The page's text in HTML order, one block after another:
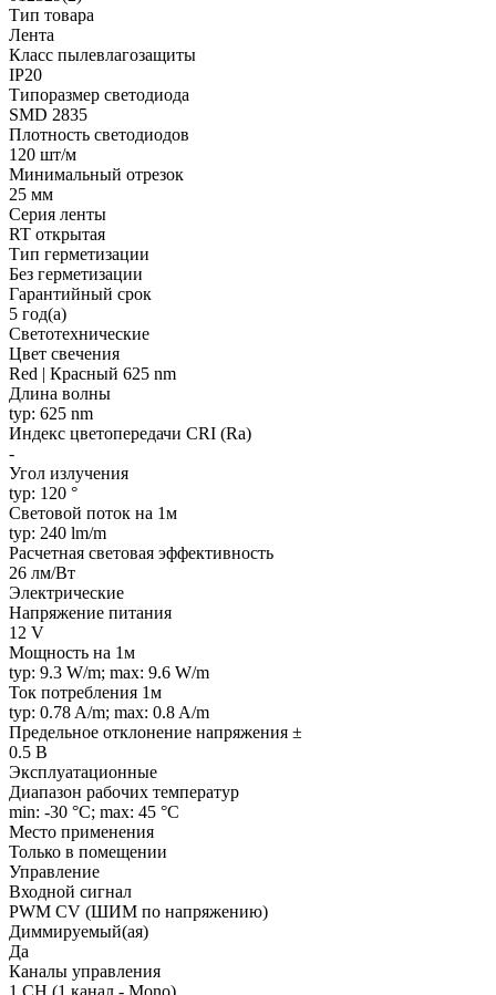
Тип товара
Лента
Класс пылевлагозащиты
IP20
Типоразмер светодиода
SMD 2835
Плотность светодиодов
120 шт/м
Минимальный отрезок
25 мм
Серия ленты
RT открытая
Тип герметизации
Без герметизации
Гарантийный срок
5 год(а)
Светотехнические
Цвет свечения
Red | Красный 625 nm
Длина волны
typ: 625 nm
Индекс цветопередачи CRI (Ra)
-
Угол излучения
typ: 120 °
Световой поток на 1м
typ: 240 lm/m
Расчетная световая эффективность
26 лм/Вт
Электрические
Напряжение питания
12 V
Мощность на 1м
typ: 9.3 W/m; max: 9.6 W/m
Ток потребления 1м
typ: 0.78 A/m; max: 0.8 A/m
Предельное отклонение напряжения ±
0.5 В
Эксплуатационные
Диапазон рабочих температур
min: -30 °C; max: 45 °C
Место применения
Только в помещении
Управление
Входной сигнал
PWM СV (ШИМ по напряжению)
Диммируемый(ая)
Да
Каналы управления
1 CH (1 канал - Mono)